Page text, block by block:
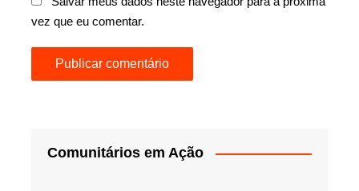
vez que eu comentar.
Comunitários em Ação